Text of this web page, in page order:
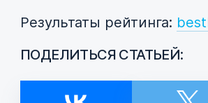
Результаты рейтинга:
ПОДЕЛИТЬСЯ СТАТЬЕЙ: